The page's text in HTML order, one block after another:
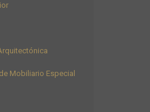
Mobiliario Especial